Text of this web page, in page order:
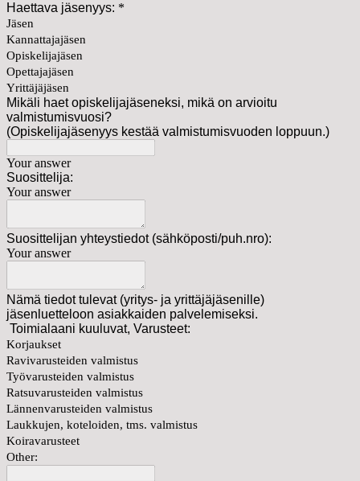
Haettava jäsenyys: *
Jäsen
Kannattajajäsen
Opiskelijajäsen
Opettajajäsen
Yrittäjäjäsen
Mikäli haet opiskelijajäseneksi, mikä on arvioitu
valmistumisvuosi?
(Opiskelijajäsenyys kestää valmistumisvuoden loppuun.)
Your answer
Suosittelija:
Your answer
Suosittelijan yhteystiedot (sähköposti/puh.nro):
Your answer
Nämä tiedot tulevat (yritys- ja yrittäjäjäsenille)
jäsenluetteloon asiakkaiden palvelemiseksi.
Toimialaani kuuluvat, Varusteet:
Korjaukset
Ravivarusteiden valmistus
Työvarusteiden valmistus
Ratsuvarusteiden valmistus
Lännenvarusteiden valmistus
Laukkujen, koteloiden, tms. valmistus
Koiravarusteet
Other: